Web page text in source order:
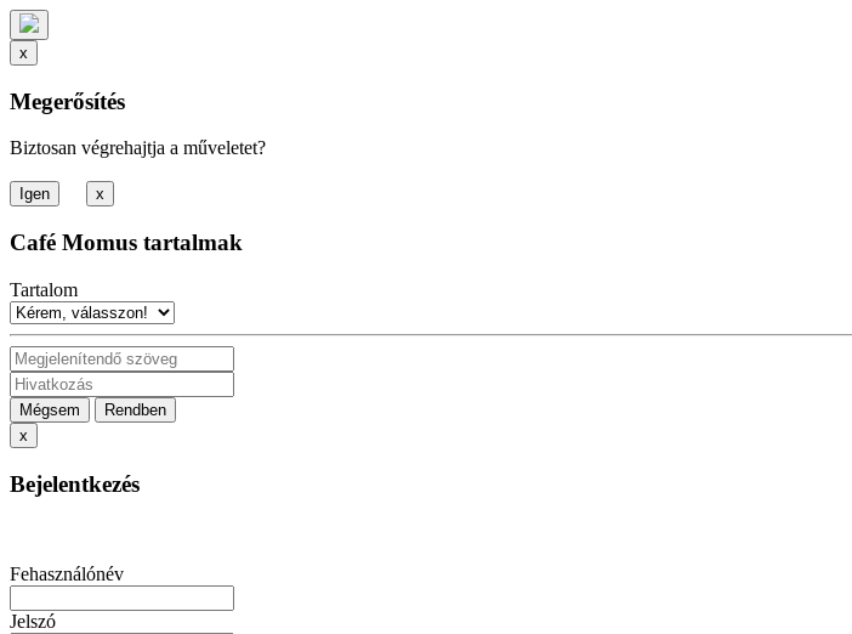
x
Megerősítés
Biztosan végrehajtja a műveletet?
x
Café Momus tartalmak
Tartalom
Mégsem
Rendben
x
Bejelentkezés
Fehasználónév
Jelszó